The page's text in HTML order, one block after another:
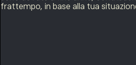
frattempo, in base alla tua